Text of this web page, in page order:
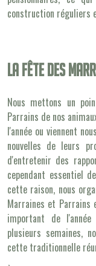
construction réguliers
La fête des
Nous mettons un
Parrains de nos
l'année ou viennent
nouvelles de leurs
d'entretenir des
cependant essentiel
cette raison, nous
Marraines et Parrains
important de
plusieurs semaines,
cette traditionnelle